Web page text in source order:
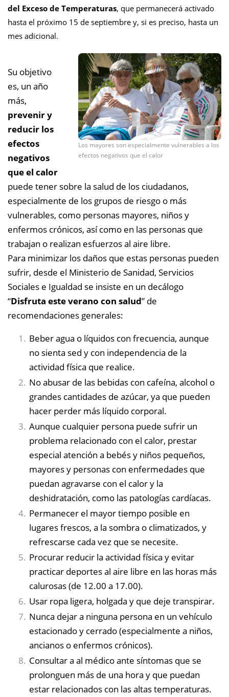
del Exceso de Temperaturas, que permanecerá activado
hasta el próximo 15 de septiembre y, si es preciso, hasta un
mes adicional.
Los mayores son especialmente vulnerables a los
efectos negativos que el calor
Su objetivo
es, un año
más,
prevenir y
reducir los
efectos
negativos
que el calor
puede tener sobre la salud de los ciudadanos,
especialmente de los grupos de riesgo o más
vulnerables, como personas mayores, niños y
enfermos crónicos, así como en las personas que
trabajan o realizan esfuerzos al aire libre.
Para minimizar los daños que estas personas pueden
sufrir, desde el Ministerio de Sanidad, Servicios
Sociales e Igualdad se insiste en un decálogo
“Disfruta este verano con salud” de
recomendaciones generales:
Beber agua o líquidos con frecuencia, aunque
no sienta sed y con independencia de la
actividad física que realice.
No abusar de las bebidas con cafeína, alcohol o
grandes cantidades de azúcar, ya que pueden
hacer perder más líquido corporal.
Aunque cualquier persona puede sufrir un
problema relacionado con el calor, prestar
especial atención a bebés y niños pequeños,
mayores y personas con enfermedades que
puedan agravarse con el calor y la
deshidratación, como las patologías cardíacas.
Permanecer el mayor tiempo posible en
lugares frescos, a la sombra o climatizados, y
refrescarse cada vez que se necesite.
Procurar reducir la actividad física y evitar
practicar deportes al aire libre en las horas más
calurosas (de 12.00 a 17.00).
Usar ropa ligera, holgada y que deje transpirar.
Nunca dejar a ninguna persona en un vehículo
estacionado y cerrado (especialmente a niños,
ancianos o enfermos crónicos).
Consultar a al médico ante síntomas que se
prolonguen más de una hora y que puedan
estar relacionados con las altas temperaturas.